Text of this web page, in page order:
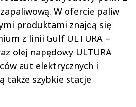
W ofercie paliw
produktami znajdą się
z linii Gulf ULTURA –
olej napędowy ULTURA
aut elektrycznych i
także szybkie stacje